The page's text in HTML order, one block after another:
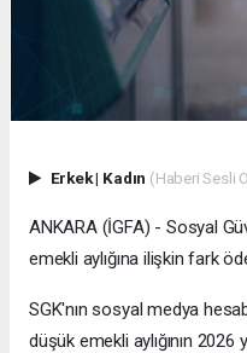
Erkek| Kadın (Haberi Sesli
ANKARA (İGFA) - Sosyal
emekli aylığına ilişkin fark
SGK'nın sosyal medya
düşük emekli aylığının